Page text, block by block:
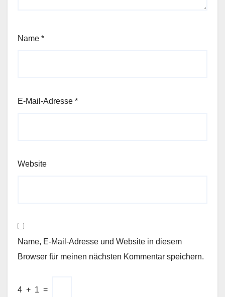
Name *
E-Mail-Adresse *
Website
Name, E-Mail-Adresse und Website in diesem
Browser für meinen nächsten Kommentar speichern.
4 + 1 =